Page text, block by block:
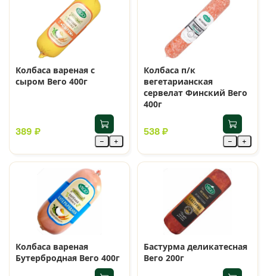
Колбаса вареная с
сыром Вего 400г
389 ₽
− +
Колбаса п/к
вегетарианская
сервелат Финский Вего
400г
538 ₽
− +
Колбаса вареная
Бутербродная Вего 400г
Бастурма деликатесная
Вего 200г